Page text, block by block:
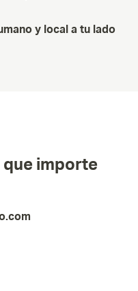
y local a tu lado
importe